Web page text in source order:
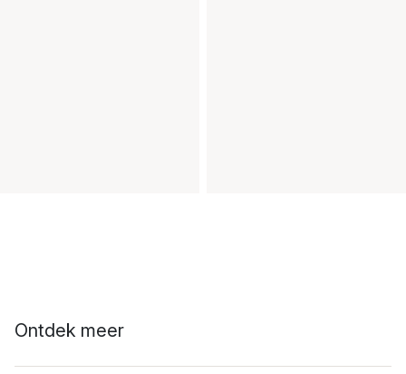
Ontdek meer